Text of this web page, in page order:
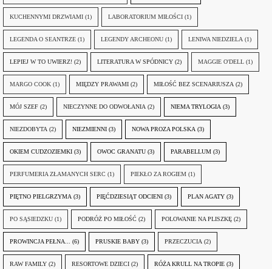
KUCHENNYMI DRZWIAMI (1) LABORATORIUM MIŁOŚCI (1)
LEGENDA O SEANTRZE (1) LEGENDY ARCHEONU (1) LENIWA NIEDZIELA (1)
LEPIEJ W TO UWIERZ! (2) LITERATURA W SPÓDNICY (2) MAGGIE O'DELL (1)
MARGO COOK (1) MIĘDZY PRAWAMI (2) MIŁOŚĆ BEZ SCENARIUSZA (2)
MÓJ SZEF (2) NIECZYNNE DO ODWOŁANIA (2) NIEMA TRYLOGIA (3)
NIEZDOBYTA (2) NIEZMIENNI (3) NOWA PROZA POLSKA (3)
OKIEM CUDZOZIEMKI (3) OWOC GRANATU (3) PARABELLUM (3)
PERFUMERIA ZŁAMANYCH SERC (1) PIEKŁO ZA ROGIEM (1)
PIĘTNO PIELGRZYMA (3) PIĘĆDZIESIĄT ODCIENI (3) PLAN AGATY (3)
PO SĄSIEDZKU (1) PODRÓŻ PO MIŁOŚĆ (2) POLOWANIE NA PLISZKĘ (2)
PROWINCJA PEŁNA... (6) PRUSKIE BABY (3) PRZECZUCIA (2)
RAW FAMILY (2) RESORTOWE DZIECI (2) RÓŻA KRULL NA TROPIE (3)